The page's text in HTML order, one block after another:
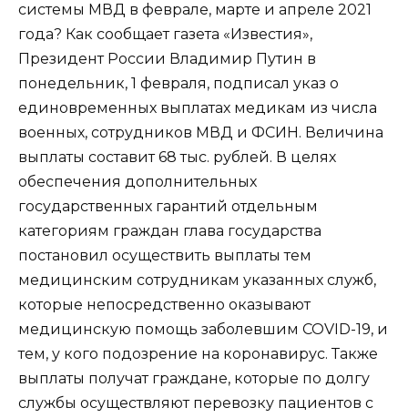
системы МВД в феврале, марте и апреле 2021
года? Как сообщает газета «Известия»,
Президент России Владимир Путин в
понедельник, 1 февраля, подписал указ о
единовременных выплатах медикам из числа
военных, сотрудников МВД и ФСИН. Величина
выплаты составит 68 тыс. рублей. В целях
обеспечения дополнительных
государственных гарантий отдельным
категориям граждан глава государства
постановил осуществить выплаты тем
медицинским сотрудникам указанных служб,
которые непосредственно оказывают
медицинскую помощь заболевшим COVID-19, и
тем, у кого подозрение на коронавирус. Также
выплаты получат граждане, которые по долгу
службы осуществляют перевозку пациентов с